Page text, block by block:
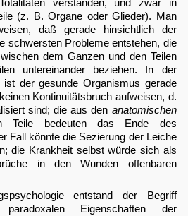
(z. B. Organe oder Glieder). Man
daß gerade hinsichtlich der
schwersten Probleme entstehen, die
dem Ganzen und den Teilen
untereinander beziehen. In der
ist der gesunde Organismus gerade
Kontinuitätsbruch aufweisen, d.
sind; die aus den anatomischen
Teile bedeuten das Ende des
Fall könnte die Sezierung der Leiche
die Krankheit selbst würde sich als
in den Wunden offenbaren
entstand der Begriff
Eigenschaften der